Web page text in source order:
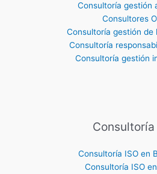
Consultoría gestión
Consultores
Consultoría gestión de
Consultoría
Consultoría gestión
Consultoría
Consultoría ISO en
Consultoría ISO